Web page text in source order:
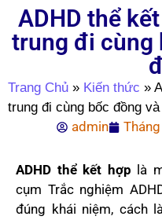
ADHD thể
trung đi cùng
Trang Chủ » Kiến thức »
trung đi cùng bốc đồng
admin
ADHD thể kết hợp là
cụm Trắc nghiệm
đúng khái niệm, cách